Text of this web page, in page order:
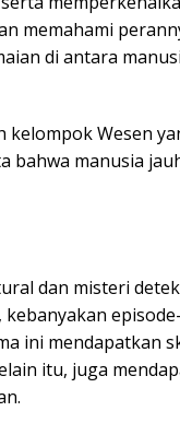
memahami
di antara
kelompok Wesen
bahwa manusia
dan misteri
episode-
ini mendapatkan
itu, juga